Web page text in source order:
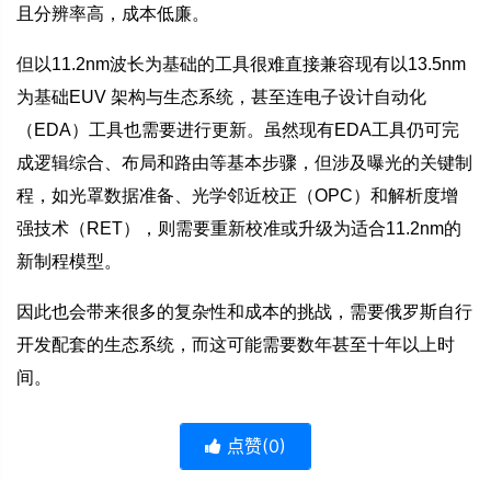
且分辨率高，成本低廉。
但以11.2nm波长为基础的工具很难直接兼容现有以13.5nm
为基础EUV 架构与生态系统，甚至连电子设计自动化
（EDA）工具也需要进行更新。虽然现有EDA工具仍可完
成逻辑综合、布局和路由等基本步骤，但涉及曝光的关键制
程，如光罩数据准备、光学邻近校正（OPC）和解析度增
强技术（RET），则需要重新校准或升级为适合11.2nm的
新制程模型。
因此也会带来很多的复杂性和成本的挑战，需要俄罗斯自行
开发配套的生态系统，而这可能需要数年甚至十年以上时
间。
点赞(0)